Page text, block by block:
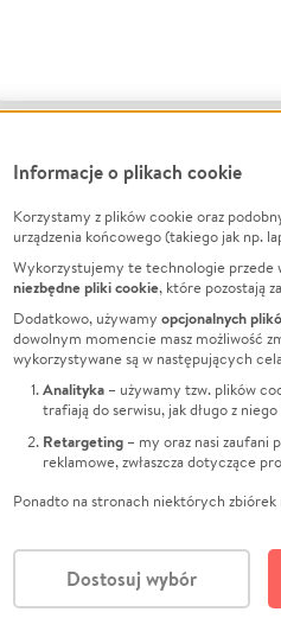
FacebookTwitter Instagram
LinkedInTikTok Youtube
Informacje o plikach cookie
Korzystamy z plików cookie oraz
urządzenia końcowego (takiego jak np.
Wykorzystujemy te technologie przede
niezbędne pliki cookie, które pozostają
Dodatkowo, używamy opcjonalnych
dowolnym momencie masz możliwość
wykorzystywane są w następujących
Analityka – używamy tzw. plików
trafiają do serwisu, jak długo z
Retargeting – my oraz nasi
reklamowe, zwłaszcza dotyczące
Ponadto na stronach niektórych
Dostosuj wybór